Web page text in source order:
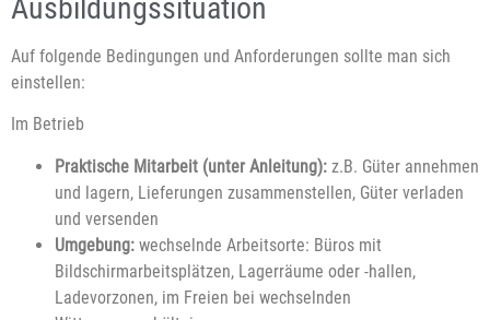
Ausbildungssituation
Auf folgende Bedingungen und Anforderungen sollte man sich
einstellen:
Im Betrieb
Praktische Mitarbeit (unter Anleitung): z.B. Güter annehmen
und lagern, Lieferungen zusammenstellen, Güter verladen
und versenden
Umgebung: wechselnde Arbeitsorte: Büros mit
Bildschirmarbeitsplätzen, Lagerräume oder -hallen,
Ladevorzonen, im Freien bei wechselnden